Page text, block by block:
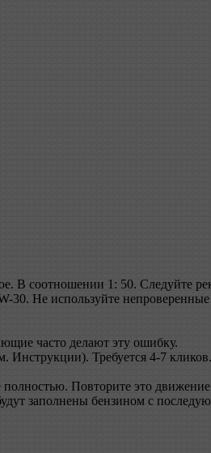
В соотношении 1: 50. Следуйте
30. Не используйте
часто делают эту ошибку.
Инструкции). Требуется 4-7 кликов.
Повторите это движение
заполнены бензином с